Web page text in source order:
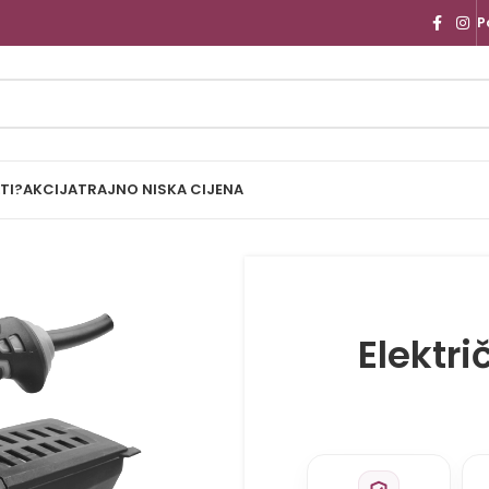
AKCIJATRAJNO NISKA CIJENA